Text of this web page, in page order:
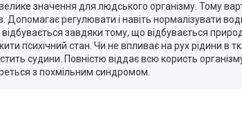
значення для людського організму. Тому
Допомагає регулювати і навіть нормалізувати
завдяки тому, що відбувається
психічний стан. Чи не впливає на рух рідини в
судини. Повністю віддає всю користь
з похмільним синдромом.